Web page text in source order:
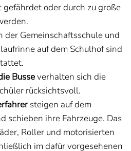
oder durch zu große
der Gemeinschaftsschule und
auf dem Schulhof sind
Busseverhalten sich die
rücksichtsvoll.
steigen auf dem
schieben ihre Fahrzeuge. Das
Roller und motorisierten
im dafür vorgesehenen